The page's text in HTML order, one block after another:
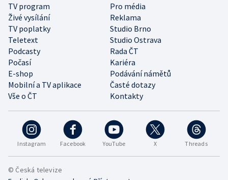
Instagram Facebook YouTube X Threads
TV program
Pro média
Živé vysílání
Reklama
TV poplatky
Studio Brno
Teletext
Studio Ostrava
Podcasty
Rada ČT
Počasí
Kariéra
E-shop
Podávání námětů
Mobilní a TV aplikace
Časté dotazy
Vše o ČT
Kontakty
© Česká televize